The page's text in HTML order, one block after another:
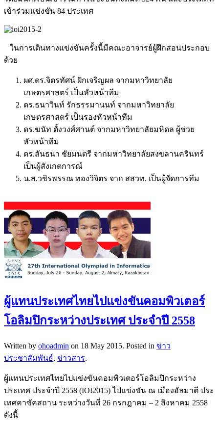
เข้าร่วมแข่งขัน 84 ประเทศ
ในการเดินทางแข่งขันครั้งนี้มีคณะอาจารย์ผู้ฝึกสอนประกอบ
ด้วย
ผศ.ดร.จิตรทัศน์ ฝักเจริญผล จากมหาวิทยาลัย
เกษตรศาสตร์ เป็นหัวหน้าทีม
ดร.ธนาวินท์ รักธรรมานนท์ จากมหาวิทยาลัย
เกษตรศาสตร์ เป็นรองหัวหน้าทีม
ดร.ฆนัท ตั้งวงศ์ศานต์ จากมหาวิทยาลัยมหิดล ผู้ช่วย
หัวหน้าทีม
ดร.สันธนา ชัยมนตรี จากมหาวิทยาลัยสงขลานครินทร์
เป็นผู้สังเกตการณ์
น.ส.วชิรพรรณ ทองวิจิตร จาก สสวท. เป็นผู้จัดการทีม
ผู้แทนประเทศไทยไปแข่งขันคอมพิวเตอร์
โอลิมปิกระหว่างประเทศ ประจำปี 2558
Written by ohoadmin on 18 May 2015. Posted in ข่าว
ประชาสัมพันธ์, ข่าวสาร.
ผู้แทนประเทศไทยไปแข่งขันคอมพิวเตอร์โอลิมปิกระหว่าง
ประเทศ ประจำปี 2558 (IOI2015) ไปแข่งขัน ณ เมืองอัลมาตี ประ
เทศคาซัคสถาน ระหว่างวันที่ 26 กรกฎาคม – 2 สิงหาคม 2558
ดังนี้